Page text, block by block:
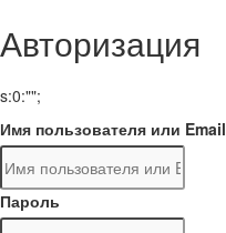
Авторизация
s:0:"";
Имя пользователя или Email
Пароль